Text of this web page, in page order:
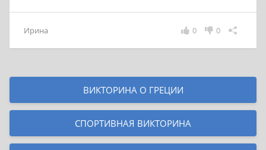
Ирина 0
0
ВИКТОРИНА О ГРЕЦИИ
СПОРТИВНАЯ ВИКТОРИНА